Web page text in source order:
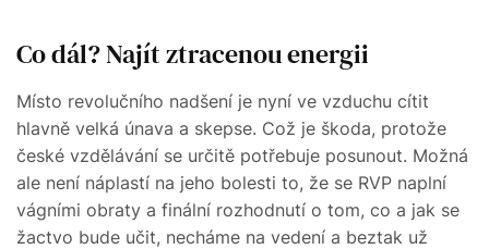
Co dál? Najít ztracenou energii
Místo revolučního nadšení je nyní ve vzduchu cítit
hlavně velká únava a skepse. Což je škoda, protože
české vzdělávání se určitě potřebuje posunout. Možná
ale není náplastí na jeho bolesti to, že se RVP naplní
vágními obraty a finální rozhodnutí o tom, co a jak se
žactvo bude učit, necháme na vedení a beztak už